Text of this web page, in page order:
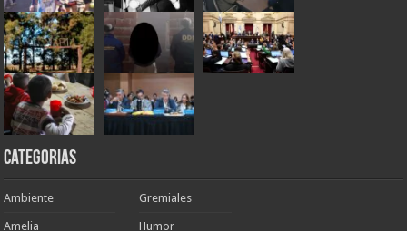
Categorias
Ambiente
Amelia
Gremiales
Humor